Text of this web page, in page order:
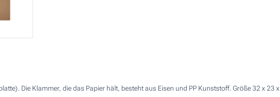
Lasergravur (Auf einer Seite)
Die Klammer, die das Papier hält, besteht aus Eisen und PP Kunststoff. Größe 32 x 23